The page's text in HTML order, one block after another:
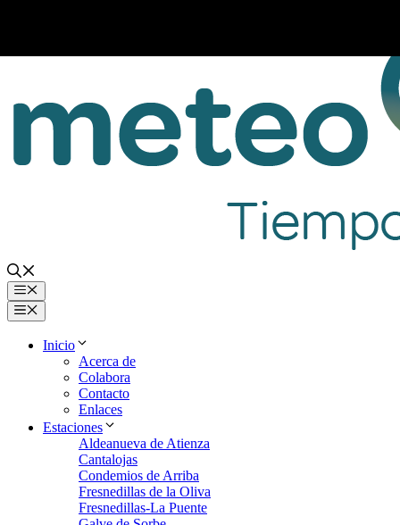
Menú
Menú
Inicio
Acerca de
Colabora
Contacto
Enlaces
Estaciones
Aldeanueva de Atienza
Cantalojas
Condemios de Arriba
Fresnedillas de la Oliva
Fresnedillas-La Puente